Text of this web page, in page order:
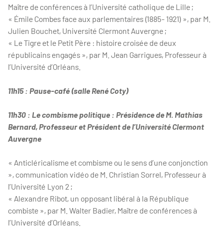
Maître de conférences à l’Université catholique de Lille ;
« Émile Combes face aux parlementaires (1885- 1921) », par M.
Julien Bouchet, Université Clermont Auvergne ;
« Le Tigre et le Petit Père : histoire croisée de deux
républicains engagés », par M. Jean Garrigues, Professeur à
l’Université d’Orléans.
11h15 : Pause-café (salle René Coty)
11h30 : Le combisme politique : Présidence de M. Mathias
Bernard, Professeur et Président de l’Université Clermont
Auvergne
« Anticléricalisme et combisme ou le sens d’une conjonction
», communication vidéo de M. Christian Sorrel, Professeur à
l’Université Lyon 2 ;
« Alexandre Ribot, un opposant libéral à la République
combiste », par M. Walter Badier, Maître de conférences à
l’Université d’Orléans.